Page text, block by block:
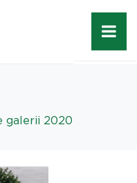
galerii 2020